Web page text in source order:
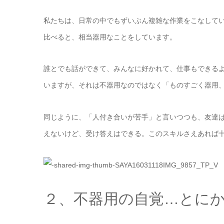
私たちは、日常の中でもずいぶん複雑な作業をこなして
比べると、相当器用なことをしています。
誰とでも話ができて、みんなに好かれて、仕事もできる
いますが、それは不器用なのではなく「ものすごく器用
同じように、「人付き合いが苦手」と言いつつも、友
えないけど、受け答えはできる。このスキルさえあれば
２、不器用の自覚…とに